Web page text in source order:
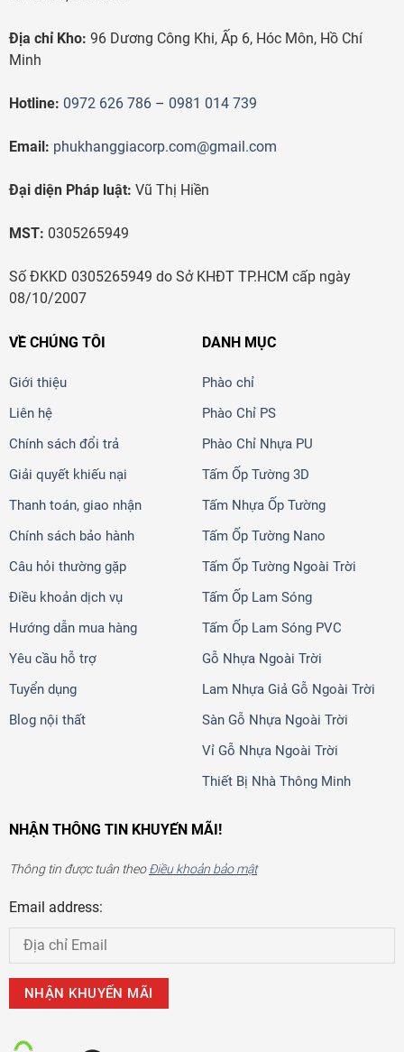
Địa chỉ Kho: 96 Dương Công Khi, Ấp 6, Hóc Môn, Hồ Chí
Minh
Hotline: 0972 626 786 – 0981 014 739
Email: phukhanggiacorp.com@gmail.com
Đại diện Pháp luật: Vũ Thị Hiền
MST: 0305265949
Số ĐKKD 0305265949 do Sở KHĐT TP.HCM cấp ngày
08/10/2007
VỀ CHÚNG TÔI
Giới thiệu
Liên hệ
Chính sách đổi trả
Giải quyết khiếu nại
Thanh toán, giao nhận
Chính sách bảo hành
Câu hỏi thường gặp
Điều khoản dịch vụ
Hướng dẫn mua hàng
Yêu cầu hỗ trợ
Tuyển dụng
Blog nội thất
DANH MỤC
Phào chỉ
Phào Chỉ PS
Phào Chỉ Nhựa PU
Tấm Ốp Tường 3D
Tấm Nhựa Ốp Tường
Tấm Ốp Tường Nano
Tấm Ốp Tường Ngoài Trời
Tấm Ốp Lam Sóng
Tấm Ốp Lam Sóng PVC
Gỗ Nhựa Ngoài Trời
Lam Nhựa Giả Gỗ Ngoài Trời
Sàn Gỗ Nhựa Ngoài Trời
Vỉ Gỗ Nhựa Ngoài Trời
Thiết Bị Nhà Thông Minh
NHẬN THÔNG TIN KHUYẾN MÃI!
Thông tin được tuân theoĐiều khoản bảo mật
Email address: